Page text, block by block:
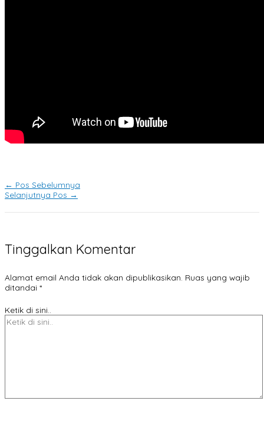
← Pos Sebelumnya
Selanjutnya Pos →
Tinggalkan Komentar
Alamat email Anda tidak akan dipublikasikan. Ruas yang wajib
ditandai *
Ketik di sini..